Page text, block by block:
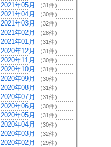
2021年05月 （31件）
2021年04月 （30件）
2021年03月 （32件）
2021年02月 （28件）
2021年01月 （31件）
2020年12月 （31件）
2020年11月 （30件）
2020年10月 （31件）
2020年09月 （30件）
2020年08月 （31件）
2020年07月 （31件）
2020年06月 （30件）
2020年05月 （31件）
2020年04月 （30件）
2020年03月 （32件）
2020年02月 （29件）